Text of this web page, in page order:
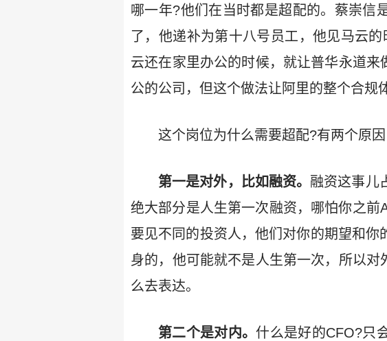
哪一年?他们在当时都是超配的。蔡崇信
了，他递补为第十八号员工，他见马云
云还在家里办公的时候，就让普华永道
公的公司，但这个做法让阿里的整个合规
这个岗位为什么需要超配?有两个原
第一是对外，比如融资。 融资这事儿
绝大部分是人生第一次融资，哪怕你之
要见不同的投资人，他们对你的期望和
身的，他可能就不是人生第一次，所以
么去表达。
第二个是对内。 什么是好的CFO?只